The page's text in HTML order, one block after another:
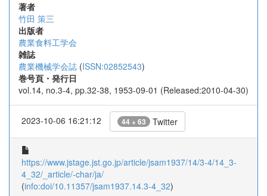
著者
竹田 策三
出版者
農業食料工学会
雑誌
農業機械学会誌 (ISSN:02852543)
巻号頁・発行日
vol.14, no.3-4, pp.32-38, 1953-09-01 (Released:2010-04-30)
2023-10-06 16:21:12 44 + 63 Twitter
https://www.jstage.jst.go.jp/article/jsam1937/14/3-4/14_3-
4_32/_article/-char/ja/
(info:doi/10.11357/jsam1937.14.3-4_32)